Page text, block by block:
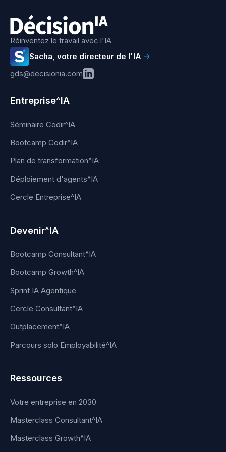
Réinventez le travail avec l'IA
Sacha, votre directeur de l'IA →
gds@decisionia.com
Entreprise^IA
Séminaire Codir^IA
Bootcamp Codir^IA
Plan de transformation^IA
Déploiement d'agents^IA
Cercle Entreprise^IA
Devenir^IA
Bootcamp Consultant^IA
Bootcamp Growth^IA
Sprint IA Agentique
Cercle Consultant^IA
Outplacement^IA
Parcours solo Employabilité^IA
Ressources
Votre entreprise en 2030
Masterclass Consultant^IA
Masterclass Growth^IA